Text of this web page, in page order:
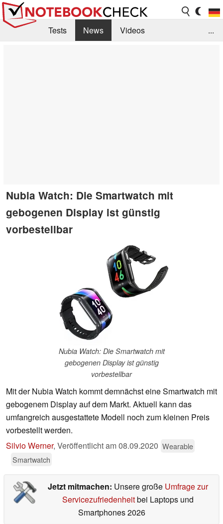
Tests News
Videos
...
Nubia Watch: Die Smartwatch mit
gebogenen Display ist günstig
vorbestellbar
Nubia Watch: Die Smartwatch mit
gebogenen Display ist günstig
vorbestellbar
Mit der Nubia Watch kommt demnächst eine Smartwatch mit
gebogenem Display auf dem Markt. Aktuell kann das
umfangreich ausgestattete Modell noch zum kleinen Preis
vorbestellt werden.
Silvio Werner, Veröffentlicht am08.09.2020 Wearable
Smartwatch
Jetzt mitmachen: Unsere große Umfrage zur
Servicezufriedenheitbei Laptops und
Smartphones 2026